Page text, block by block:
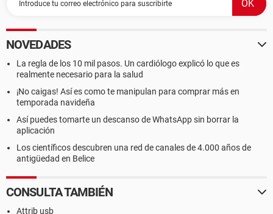
NOVEDADES
La regla de los 10 mil pasos. Un cardiólogo explicó lo que es
realmente necesario para la salud
¡No caigas! Así es como te manipulan para comprar más en
temporada navideña
Así puedes tomarte un descanso de WhatsApp sin borrar la
aplicación
Los científicos descubren una red de canales de 4.000 años de
antigüedad en Belice
CONSULTA TAMBIÉN
Attrib usb